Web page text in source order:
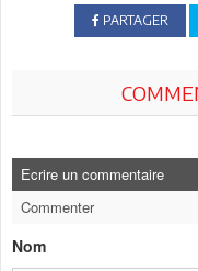
PARTAGER
Ecrire un commentaire
Commenter
Nom